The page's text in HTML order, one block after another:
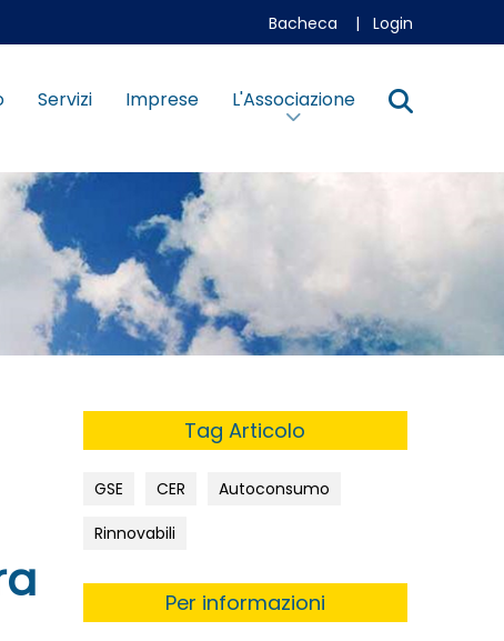
Bacheca | Login
Servizi Imprese L'Associazione
Tag Articolo
GSE CER
Autoconsumo
Rinnovabili
Per informazioni